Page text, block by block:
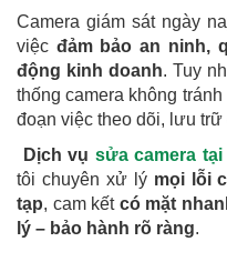
Camera giám sát ngày
việc đảm bảo an ninh,
động kinh doanh. Tuy
thống camera không
đoạn việc theo dõi, lưu trữ
Dịch vụ sửa camera
tôi chuyên xử lý mọi lỗi
tạp, cam kết có mặt
lý – bảo hành rõ ràng.